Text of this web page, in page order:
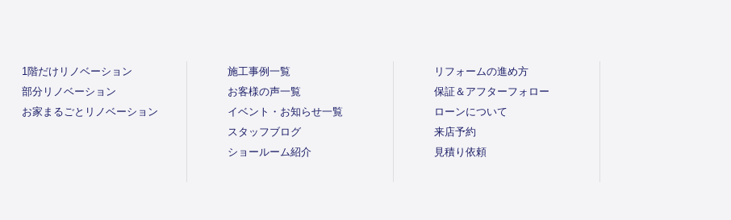
1階だけリノベーション
部分リノベーション
お家まるごとリノベーション
施工事例一覧
お客様の声一覧
イベント・お知らせ一覧
スタッフブログ
ショールーム紹介
リフォームの進め方
保証＆アフターフォロー
ローンについて
来店予約
見積り依頼